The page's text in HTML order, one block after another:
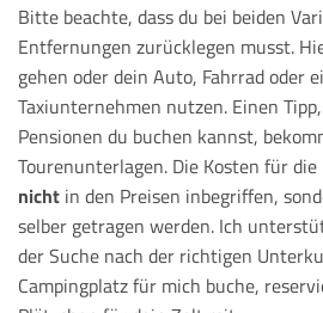
Bitte beachte, dass du bei beiden
Entfernungen zurücklegen musst.
gehen oder dein Auto, Fahrrad oder
Taxiunternehmen nutzen. Einen
Pensionen du buchen kannst,
Tourenunterlagen. Die Kosten für
nicht in den Preisen inbegriffen,
selber getragen werden. Ich
der Suche nach der richtigen
Campingplatz für mich buche,